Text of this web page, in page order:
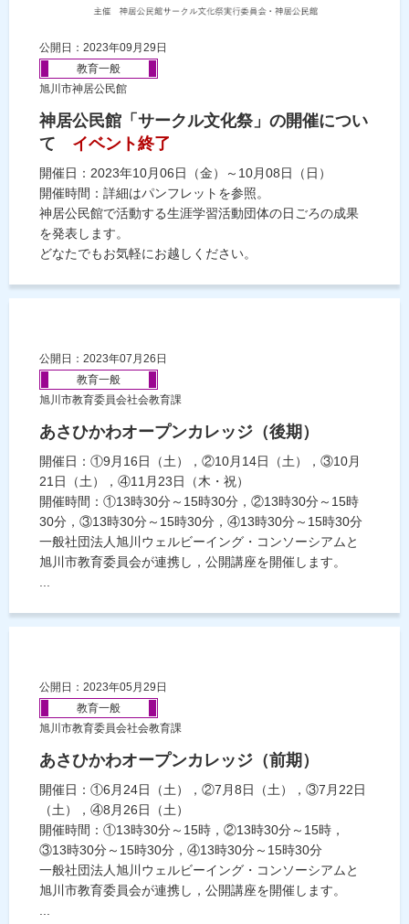
公開日：2023年09月29日
教育一般
旭川市神居公民館
神居公民館「サークル文化祭」の開催につい
て
イベント終了
開催日：2023年10月06日（金）～10月08日（日）
開催時間：詳細はパンフレットを参照。
神居公民館で活動する生涯学習活動団体の日ごろの成果
を発表します。
どなたでもお気軽にお越しください。
公開日：2023年07月26日
教育一般
旭川市教育委員会社会教育課
あさひかわオープンカレッジ（後期）
開催日：①9月16日（土），②10月14日（土），③10月
21日（土），④11月23日（木・祝）
開催時間：①13時30分～15時30分，②13時30分～15時
30分，③13時30分～15時30分，④13時30分～15時30分
一般社団法人旭川ウェルビーイング・コンソーシアムと
旭川市教育委員会が連携し，公開講座を開催します。
公開日：2023年05月29日
教育一般
旭川市教育委員会社会教育課
あさひかわオープンカレッジ（前期）
開催日：①6月24日（土），②7月8日（土），③7月22日
（土），④8月26日（土）
開催時間：①13時30分～15時，②13時30分～15時，
③13時30分～15時30分，④13時30分～15時30分
一般社団法人旭川ウェルビーイング・コンソーシアムと
旭川市教育委員会が連携し，公開講座を開催します。